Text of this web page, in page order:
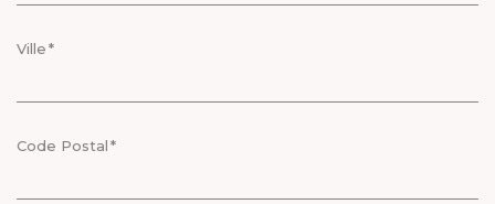
Ville
Code Postal